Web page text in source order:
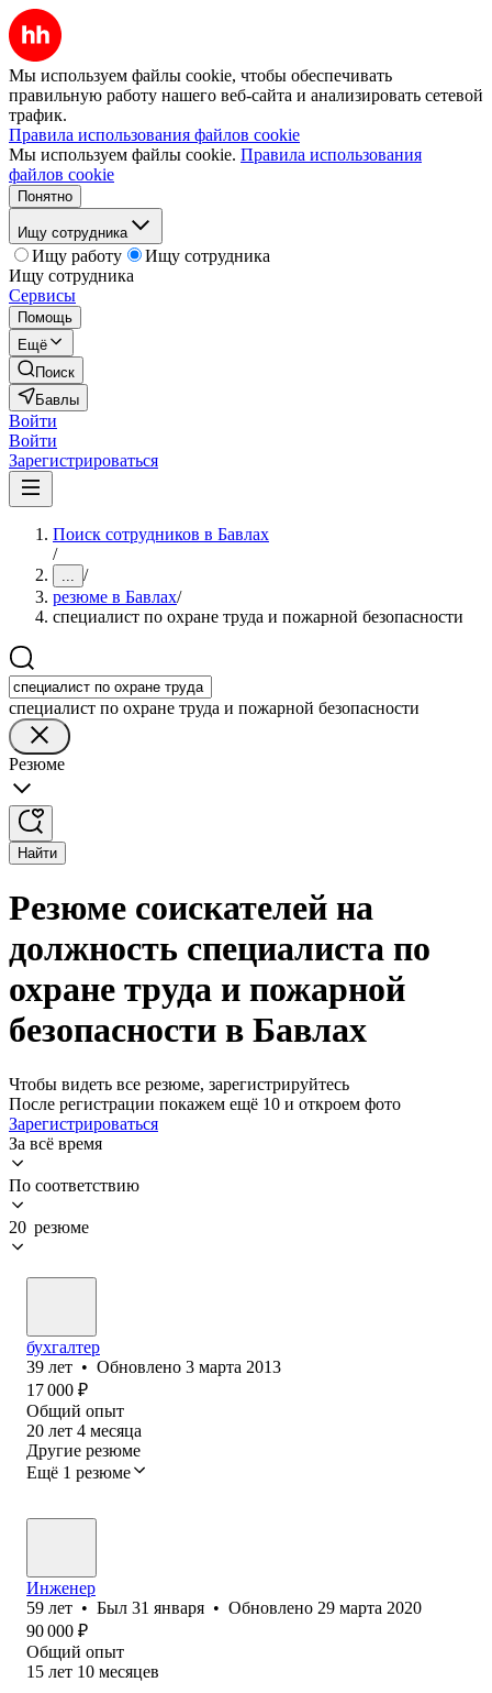
Мы используем файлы cookie, чтобы обеспечивать
правильную работу нашего веб-сайта и анализировать сетевой
трафик.
Правила использования файлов cookie
Мы используем файлы cookie. Правила использования
файлов cookie
Понятно
Ищу сотрудника
Ищу работу
Ищу сотрудника
Ищу сотрудника
Сервисы
Помощь
Ещё
Поиск
Бавлы
Войти
Войти
Зарегистрироваться
Поиск сотрудников в Бавлах
/
... /
резюме в Бавлах/
специалист по охране труда и пожарной безопасности
специалист по охране труда и пожарной безопасности
Резюме
Найти
Резюме соискателей на
должность специалиста по
охране труда и пожарной
безопасности в Бавлах
Чтобы видеть все резюме, зарегистрируйтесь
После регистрации покажем ещё 10 и откроем фото
Зарегистрироваться
За всё время
По соответствию
20 резюме
бухгалтер
39 лет • Обновлено 3 марта 2013
17 000 ₽
Общий опыт
20 лет 4 месяца
Другие резюме
Ещё 1 резюме
Инженер
59 лет • Был 31 января • Обновлено 29 марта 2020
90 000 ₽
Общий опыт
15 лет 10 месяцев